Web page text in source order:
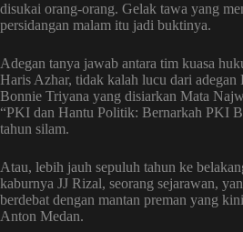
disukai orang-orang. Gelak tawa yang
persidangan malam itu jadi buktinya.
Adegan tanya jawab antara tim kuasa
Haris Azhar, tidak kalah lucu dari
Bonnie Triyana yang disiarkan Mata
“PKI dan Hantu Politik: Bernarkah PKI
tahun silam.
Atau, lebih jauh sepuluh tahun ke
kaburnya JJ Rizal, seorang sejarawan,
berdebat dengan mantan preman yang
Anton Medan.